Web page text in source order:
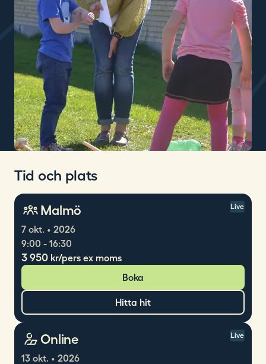
Tid och plats
Live
Malmö
7 okt. • 2026
9:00 - 16:30
3 950 kr/pers ex moms
Boka
Hitta hit
Live
Online
13 okt. • 2026